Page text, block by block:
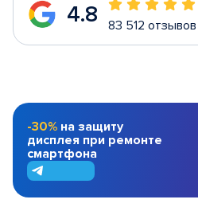
4.8 83 512 отзывов
-30% на защиту
дисплея при ремонте
смартфона